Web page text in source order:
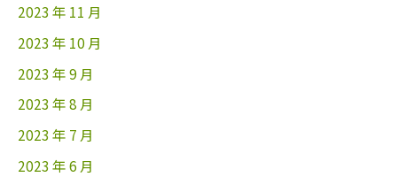
2023 年 11 月
2023 年 10 月
2023 年 9 月
2023 年 8 月
2023 年 7 月
2023 年 6 月